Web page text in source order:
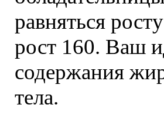
равняться
рост 160. Ваш
содержания
тела.